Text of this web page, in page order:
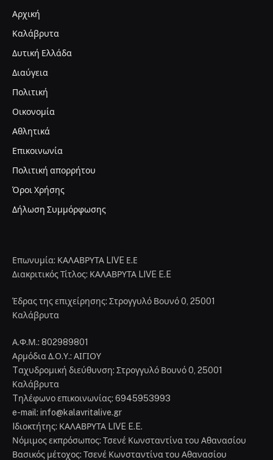
Αρχική
Καλάβρυτα
Δυτική Ελλάδα
Διαύγεια
Πολιτική
Οικονομία
Αθλητικά
Επικοινωνία
Πολιτική απορρήτου
Όροι Χρήσης
Δήλωση Συμμόρφωσης
Επωνυμία: ΚΑΛΑΒΡΥΤΑ LIVE Ε.Ε
Διακριτικός Τίτλος: ΚΑΛΑΒΡΥΤΑ LIVE E.E
Έδρας της επιχείρησης: Στρογγυλό Βουνό 0, 25001
Καλάβρυτα
Α.Φ.Μ.: 802989801
Αρμόδια Δ.Ο.Υ.: ΑΙΓΙΟΥ
Tαχυδρομική διεύθυνση: Στρογγυλό Βουνό 0, 25001
Καλάβρυτα
Tηλέφωνο επικοινωνίας: 6945953993
e-mail: info@kalavritalive.gr
Iδιοκτήτης: ΚΑΛΑΒΡΥΤΑ LIVE E.E.
Νόμιμος εκπρόσωπος: Τσενέ Κωνσταντίνα του Αθανασίου
Βασικός μέτοχος: Τσενέ Κωνσταντίνα του Αθανασίου